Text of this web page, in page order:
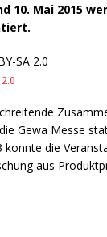
10. Mai 2015
Gewa Messe
die
aus